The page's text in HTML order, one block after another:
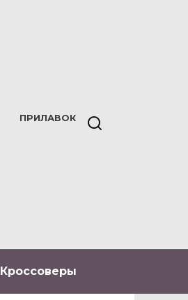
ПРИЛАВОК
Кроссоверы